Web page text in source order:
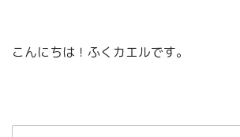
こんにちは！ふくカエルです。